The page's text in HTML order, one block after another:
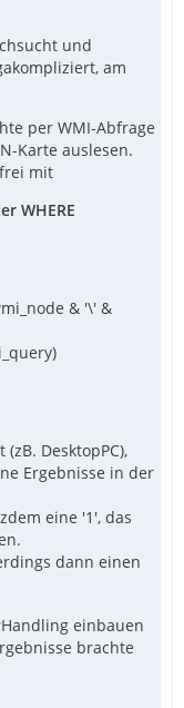
und
am
per WMI-Abfrage
Karte auslesen.
mit
WHERE
& '\' &
DesktopPC),
Ergebnisse in der
eine '1', das
dann einen
einbauen
brachte